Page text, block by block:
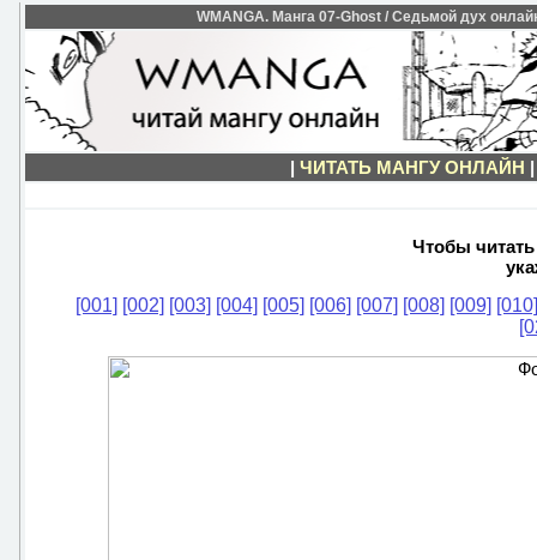
WMANGA. Манга 07-Ghost / Седьмой дух
| ЧИТАТЬ МАНГУ ОНЛАЙН
Чтобы читать
[001] [002] [003] [004] [005] [006] [007] [008] [009] [010]